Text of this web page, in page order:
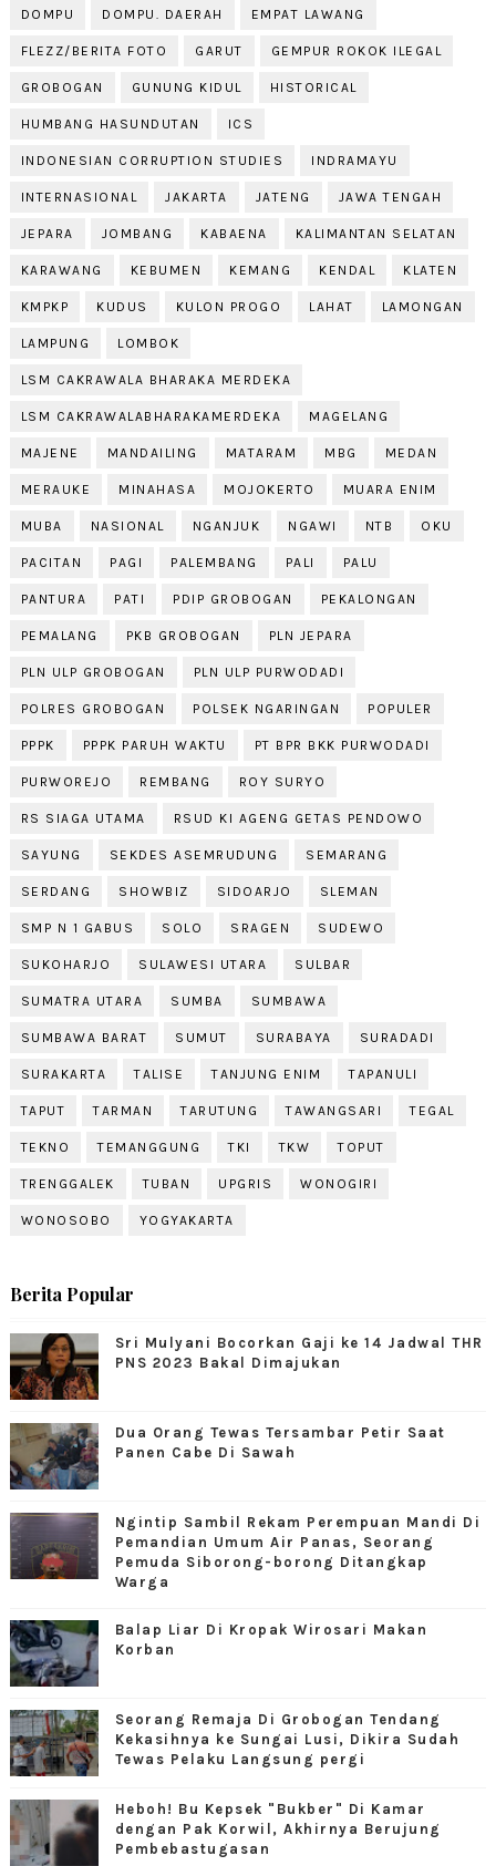
DOMPU DOMPU. DAERAH EMPAT LAWANG
FLEZZ/BERITA FOTO GARUT GEMPUR ROKOK ILEGAL
GROBOGAN GUNUNG KIDUL HISTORICAL
HUMBANG HASUNDUTAN ICS
INDONESIAN CORRUPTION STUDIES INDRAMAYU
INTERNASIONAL JAKARTA JATENG JAWA TENGAH
JEPARA JOMBANG KABAENA KALIMANTAN SELATAN
KARAWANG KEBUMEN KEMANG KENDAL KLATEN
KMPKP KUDUS KULON PROGO LAHAT LAMONGAN
LAMPUNG LOMBOK
LSM CAKRAWALA BHARAKA MERDEKA
LSM CAKRAWALABHARAKAMERDEKA MAGELANG
MAJENE MANDAILING MATARAM MBG MEDAN
MERAUKE MINAHASA MOJOKERTO MUARA ENIM
MUBA NASIONAL NGANJUK NGAWI NTB OKU
PACITAN PAGI PALEMBANG PALI PALU
PANTURA PATI PDIP GROBOGAN PEKALONGAN
PEMALANG PKB GROBOGAN PLN JEPARA
PLN ULP GROBOGAN PLN ULP PURWODADI
POLRES GROBOGAN POLSEK NGARINGAN POPULER
PPPK PPPK PARUH WAKTU PT BPR BKK PURWODADI
PURWOREJO REMBANG ROY SURYO
RS SIAGA UTAMA RSUD KI AGENG GETAS PENDOWO
SAYUNG SEKDES ASEMRUDUNG SEMARANG
SERDANG SHOWBIZ SIDOARJO SLEMAN
SMP N 1 GABUS SOLO SRAGEN SUDEWO
SUKOHARJO SULAWESI UTARA SULBAR
SUMATRA UTARA SUMBA SUMBAWA
SUMBAWA BARAT SUMUT SURABAYA SURADADI
SURAKARTA TALISE TANJUNG ENIM TAPANULI
TAPUT TARMAN TARUTUNG TAWANGSARI TEGAL
TEKNO TEMANGGUNG TKI TKW TOPUT
TRENGGALEK TUBAN UPGRIS WONOGIRI
WONOSOBO YOGYAKARTA
Berita Popular
Sri Mulyani Bocorkan Gaji ke 14 Jadwal THR
PNS 2023 Bakal Dimajukan
Dua Orang Tewas Tersambar Petir Saat
Panen Cabe Di Sawah
Ngintip Sambil Rekam Perempuan Mandi Di
Pemandian Umum Air Panas, Seorang
Pemuda Siborong-borong Ditangkap
Warga
Balap Liar Di Kropak Wirosari Makan
Korban
Seorang Remaja Di Grobogan Tendang
Kekasihnya ke Sungai Lusi, Dikira Sudah
Tewas Pelaku Langsung pergi
Heboh! Bu Kepsek "Bukber" Di Kamar
dengan Pak Korwil, Akhirnya Berujung
Pembebastugasan